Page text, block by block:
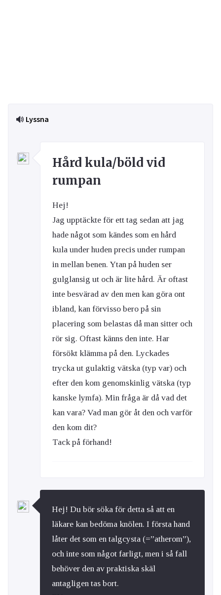
Lyssna
Hård kula/böld vid
rumpan
Hej!
Jag upptäckte för ett tag sedan att jag
hade något som kändes som en hård
kula under huden precis under rumpan
in mellan benen. Ytan på huden ser
gulglansig ut och är lite hård. Är oftast
inte besvärad av den men kan göra ont
ibland, kan förvisso bero på sin
placering som belastas då man sitter och
rör sig. Oftast känns den inte. Har
försökt klämma på den. Lyckades
trycka ut gulaktig vätska (typ var) och
efter den kom genomskinlig vätska (typ
kanske lymfa). Min fråga är då vad det
kan vara? Vad man gör åt den och varför
den kom dit?
Tack på förhand!
Hej! Du bör söka för detta så att en
läkare kan bedöma knölen. I första hand
låter det som en talgcysta (=”atherom”),
och inte som något farligt, men i så fall
behöver den av praktiska skäl
antagligen tas bort.